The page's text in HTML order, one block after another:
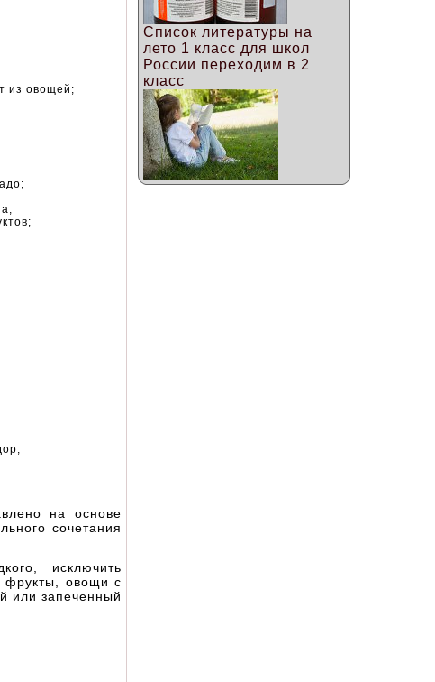
из овощей;
на основе
сочетания
исключить
фрукты, овощи с
или запеченный
Список литературы на
лето 1 класс для школ
России переходим в 2
класс